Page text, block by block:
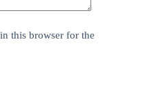
this browser for the